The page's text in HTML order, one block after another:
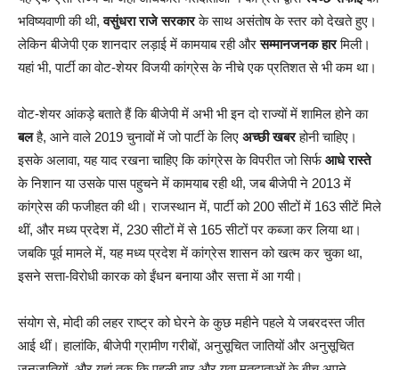
भविष्यवाणी की थी,वसुंधरा राजे सरकारके साथ असंतोष के स्तर को देखते हुए।
लेकिन बीजेपी एक शानदार लड़ाई में कामयाब रही औरसम्मानजनक हारमिली।
यहां भी, पार्टी का वोट-शेयर विजयी कांग्रेस के नीचे एक प्रतिशत से भी कम था।
वोट-शेयर आंकड़े बताते हैं कि बीजेपी में अभी भी इन दो राज्यों में शामिल होने का
बलहै, आने वाले 2019 चुनावों में जो पार्टी के लिए अच्छी खबरहोनी चाहिए।
इसके अलावा, यह याद रखना चाहिए कि कांग्रेस के विपरीत जो सिर्फआधे रास्ते
के निशान या उसके पास पहुचने में कामयाब रही थी, जब बीजेपी ने 2013 में
कांग्रेस की फजीहत की थी। राजस्थान में, पार्टी को 200 सीटों में 163 सीटें मिले
थीं, और मध्य प्रदेश में, 230 सीटों में से 165 सीटों पर कब्जा कर लिया था।
जबकि पूर्व मामले में, यह मध्य प्रदेश में कांग्रेस शासन को खत्म कर चुका था,
इसने सत्ता-विरोधी कारक को ईंधन बनाया और सत्ता में आ गयी।
संयोग से, मोदी की लहर राष्ट्र को घेरने के कुछ महीने पहले ये जबरदस्त जीत
आई थीं। हालांकि, बीजेपी ग्रामीण गरीबों, अनुसूचित जातियों और अनुसूचित